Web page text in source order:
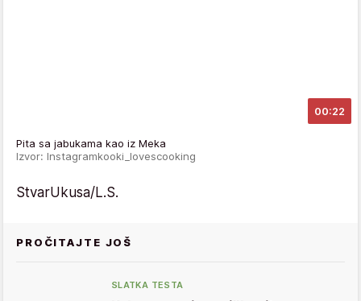
00:22
Pita sa jabukama kao iz Meka
Izvor: Instagramkooki_lovescooking
StvarUkusa/L.S.
PROČITAJTE JOŠ
SLATKA TESTA